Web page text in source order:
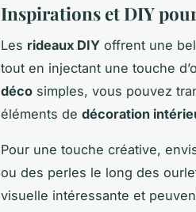
Inspirations et DIY
Les rideaux DIY offrent une
tout en injectant une touche
déco simples, vous pouvez
éléments de décoration
Pour une touche créative,
ou des perles le long des
visuelle intéressante et